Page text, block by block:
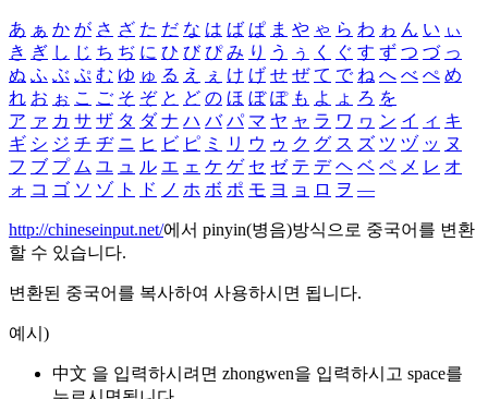
あ ぁ か が さ ざ た だ な は ば ぱ ま や ゃ ら わ ゎ ん い ぃ
き ぎ し じ ち ぢ に ひ び ぴ み り う ぅ く ぐ す ず つ づ っ
ぬ ふ ぶ ぷ む ゆ ゅ る え ぇ け げ せ ぜ て で ね へ べ ぺ め
れ お ぉ こ ご そ ぞ と ど の ほ ぼ ぽ も よ ょ ろ を
ア ァ カ サ ザ タ ダ ナ ハ バ パ マ ヤ ャ ラ ワ ヮ ン イ ィ キ
ギ シ ジ チ ヂ ニ ヒ ビ ピ ミ リ ウ ゥ ク グ ス ズ ツ ヅ ッ ヌ
フ ブ プ ム ユ ュ ル エ ェ ケ ゲ セ ゼ テ デ ヘ ベ ペ メ レ オ
ォ コ ゴ ソ ゾ ト ド ノ ホ ボ ポ モ ヨ ョ ロ ヲ ―
http://chineseinput.net/에서 pinyin(병음)방식으로 중국어를 변환
할 수 있습니다.
변환된 중국어를 복사하여 사용하시면 됩니다.
예시)
中文 을 입력하시려면 zhongwen을 입력하시고 space를